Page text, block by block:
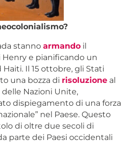
stanno armando il
e pianificando un
Il 15 ottobre, gli Stati
una bozza di risoluzione al
delle Nazioni Unite,
dispiegamento di una forza
nel Paese. Questo
di oltre due secoli di
parte dei Paesi occidentali